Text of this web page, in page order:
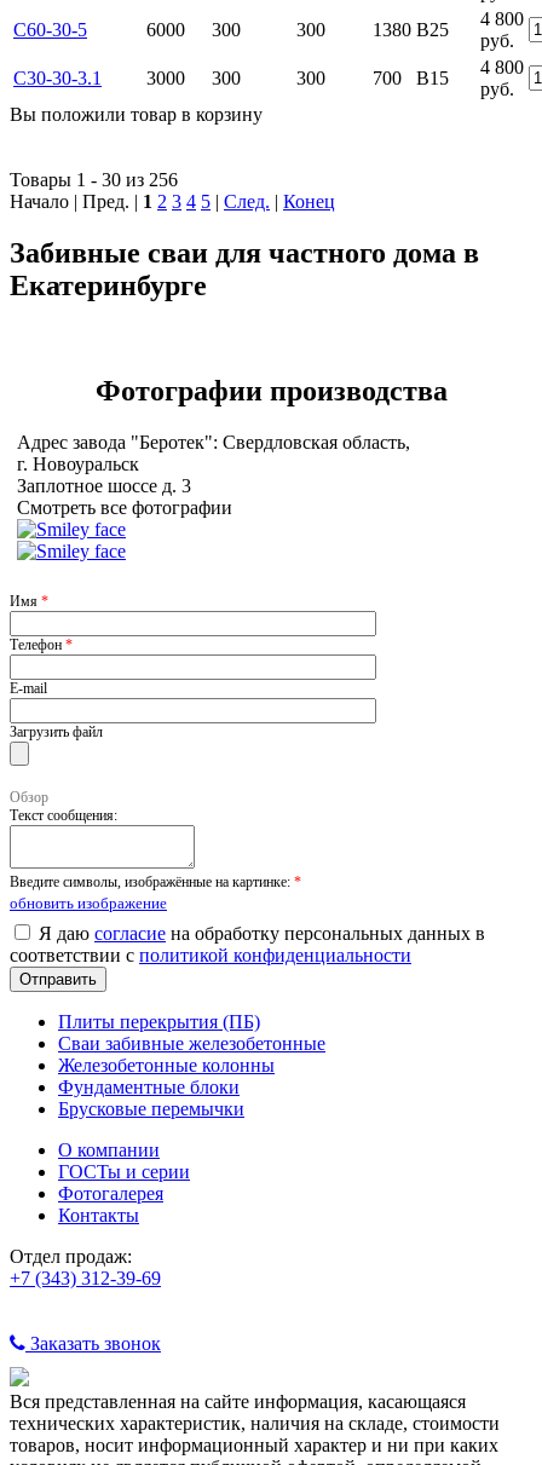
С60-30-5
6000 300 300 1380 В25
4 800
руб.
С30-30-3.1
3000 300 300 700 B15
4 800
руб.
Вы положили товар в корзину
Товары 1 - 30 из 256
Начало | Пред. | 1 2 3 4 5 | След. | Конец
Забивные сваи для частного дома в
Екатеринбурге
Фотографии производства
Адрес завода "Беротек": Свердловская область,
г. Новоуральск
Заплотное шоссе д. 3
Смотреть все фотографии
Имя *
Телефон *
E-mail
Загрузить файл
Обзор
Текст сообщения:
Введите символы, изображённые на картинке: *
обновить изображение
Я даю согласие на обработку персональных данных в
соответствии с политикой конфиденциальности
Плиты перекрытия (ПБ)
Сваи забивные железобетонные
Железобетонные колонны
Фундаментные блоки
Брусковые перемычки
О компании
ГОСТы и серии
Фотогалерея
Контакты
Отдел продаж:
+7 (343) 312-39-69
Заказать звонок
Вся представленная на сайте информация, касающаяся
технических характеристик, наличия на складе, стоимости
товаров, носит информационный характер и ни при каких